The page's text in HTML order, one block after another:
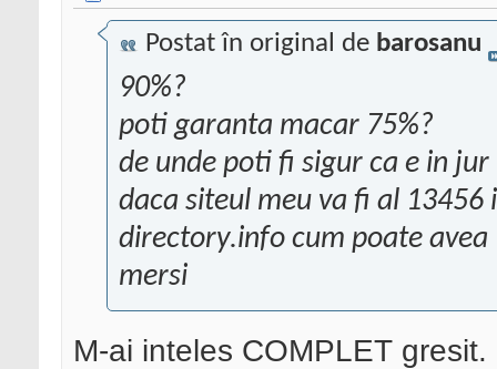
Postat în original de barosanu
90%?
poti garanta macar 75%?
de unde poti fi sigur ca e in jur
daca siteul meu va fi al
directory.info cum poate
mersi
M-ai inteles COMPLET